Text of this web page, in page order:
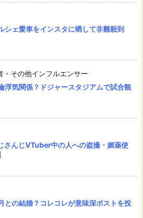
シェ愛車をインスタに晒して非難殺到
・その他インフルエンサー
浮気関係？ドジャースタジアムで試合観
さんじVTuber中の人への盗撮・媚薬使
との結婚？コレコレが意味深ポストを投